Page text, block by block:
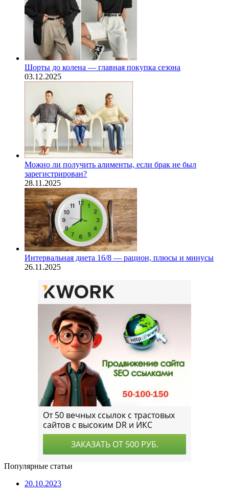
Шорты до колена — главная покупка сезона
03.12.2025
Можно ли получить алименты, если брак не был
зарегистрирован?
28.11.2025
Интервальная диета 16/8 — рацион, плюсы и минусы
26.11.2025
Популярные статьи
20.10.2023